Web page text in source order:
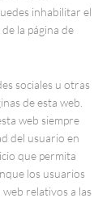
inhabilitar el
la página de
sociales u otras
de esta web.
web siempre
del usuario en
que permita
los usuarios
relativos a las